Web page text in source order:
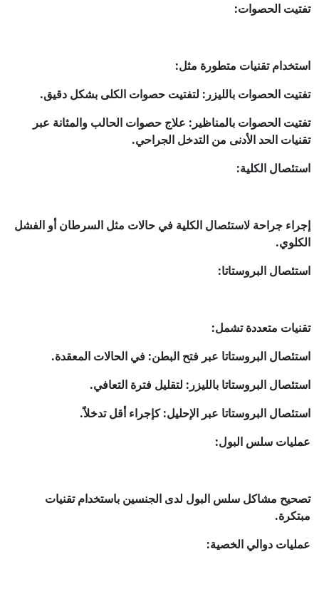
تفتيت الحصوات:
استخدام تقنيات متطورة مثل:
تفتيت الحصوات بالليزر: لتفتيت حصوات الكلى بشكل دقيق.
تفتيت الحصوات بالمناظير: علاج حصوات الحالب والمثانة عبر
تقنيات الحد الأدنى من التدخل الجراحي.
استئصال الكلية:
إجراء جراحة لاستئصال الكلية في حالات مثل السرطان أو الفشل
الكلوي.
استئصال البروستاتا:
تقنيات متعددة تشمل:
استئصال البروستاتا عبر فتح البطن: في الحالات المعقدة.
استئصال البروستاتا بالليزر: لتقليل فترة التعافي.
استئصال البروستاتا عبر الإحليل: كإجراء أقل تدخلاً.
عمليات سلس البول:
تصحيح مشاكل سلس البول لدى الجنسين باستخدام تقنيات
مبتكرة.
عمليات دوالي الخصية: